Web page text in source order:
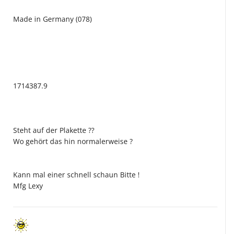
Made in Germany (078)
1714387.9
Steht auf der Plakette ??
Wo gehört das hin normalerweise ?
Kann mal einer schnell schaun Bitte !
Mfg Lexy